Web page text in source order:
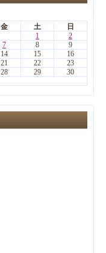
金 土
日
1
2
7 8
9
14 15
16
21 22
23
28 29
30